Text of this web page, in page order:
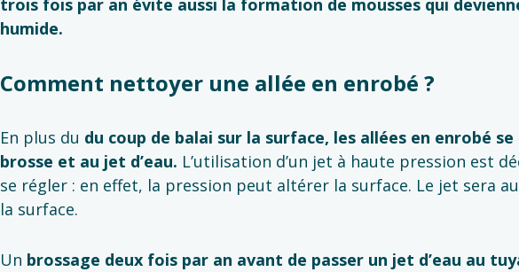
trois fois par an évite aussi la formation de mousses qui
humide.
Comment nettoyer une allée en enrobé ?
En plus du du coup de balai sur la surface, les allées en enrobé
brosse et au jet d’eau. L’utilisation d’un jet à haute pression est
se régler : en effet, la pression peut altérer la surface. Le jet sera
la surface.
Un brossage deux fois par an avant de passer un jet d’eau au